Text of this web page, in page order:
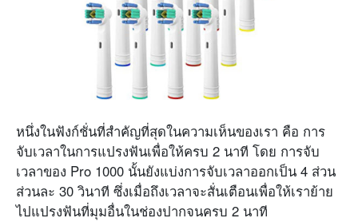
หนึ่งในฟังก์ชั่นที่สำคัญที่สุดในความเห็นของเรา คือ การ
จับเวลาในการแปรงฟันเพื่อให้ครบ 2 นาที โดย การจับ
เวลาของ Pro 1000 นั้นยังแบ่งการจับเวลาออกเป็น 4 ส่วน
ส่วนละ 30 วินาที ซึ่งเมื่อถึงเวลาจะสั่นเตือนเพื่อให้เราย้าย
ไปแปรงฟันที่มุมอื่นในช่องปากจนครบ 2 นาที